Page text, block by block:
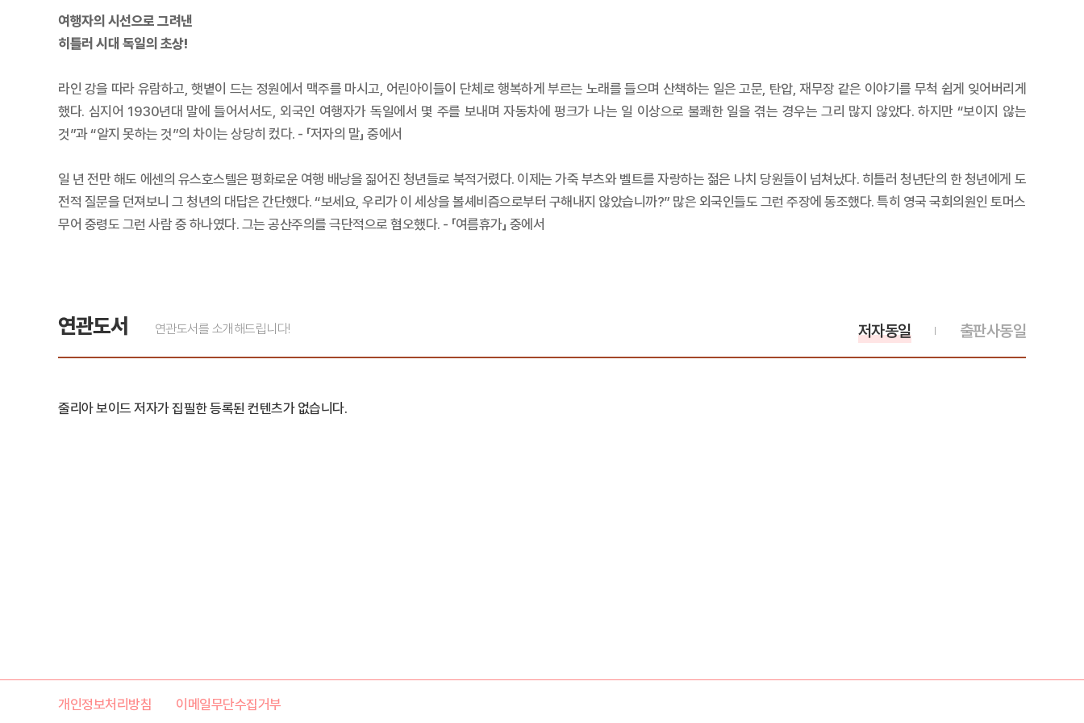
여행자의 시선으로 그려낸
히틀러 시대 독일의 초상!
라인 강을 따라 유람하고, 햇볕이 드는 정원에서 맥주를 마시고, 어린아이들이 단체로 행복하게 부르는 노래를 들으며 산책하는 일은 고문, 탄압, 재무장 같은 이야기를 무척 쉽게 잊어버리게
했다. 심지어 1930년대 말에 들어서서도, 외국인 여행자가 독일에서 몇 주를 보내며 자동차에 펑크가 나는 일 이상으로 불쾌한 일을 겪는 경우는 그리 많지 않았다. 하지만 “보이지 않는
것”과 “알지 못하는 것”의 차이는 상당히 컸다. - 「저자의 말」 중에서
일 년 전만 해도 에센의 유스호스텔은 평화로운 여행 배낭을 짊어진 청년들로 북적거렸다. 이제는 가죽 부츠와 벨트를 자랑하는 젊은 나치 당원들이 넘쳐났다. 히틀러 청년단의 한 청년에게 도
전적 질문을 던져보니 그 청년의 대답은 간단했다. “보세요, 우리가 이 세상을 볼셰비즘으로부터 구해내지 않았습니까?” 많은 외국인들도 그런 주장에 동조했다. 특히 영국 국회의원인 토머스
무어 중령도 그런 사람 중 하나였다. 그는 공산주의를 극단적으로 혐오했다. - 「여름휴가」 중에서
연관도서 연관도서를 소개해드립니다! 출판사동일
저자동일
줄리아 보이드 저자가 집필한 등록된 컨텐츠가 없습니다.
개인정보처리방침 이메일무단수집거부